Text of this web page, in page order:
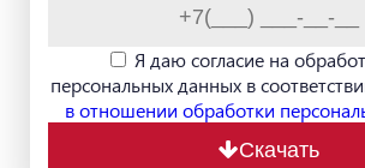
Я даю согласие на
персональных данных в
в отношении обработки
Скачать